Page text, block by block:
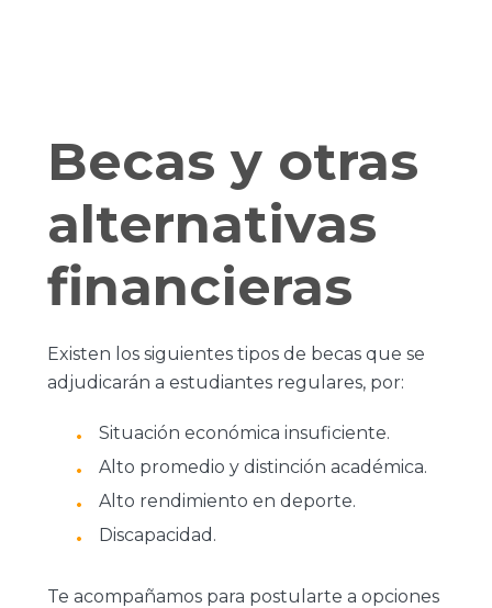
Becas y otras
alternativas
financieras
Existen los siguientes tipos de becas que se
adjudicarán a estudiantes regulares, por:
Situación económica insuficiente.
Alto promedio y distinción académica.
Alto rendimiento en deporte.
Discapacidad.
Te acompañamos para postularte a opciones